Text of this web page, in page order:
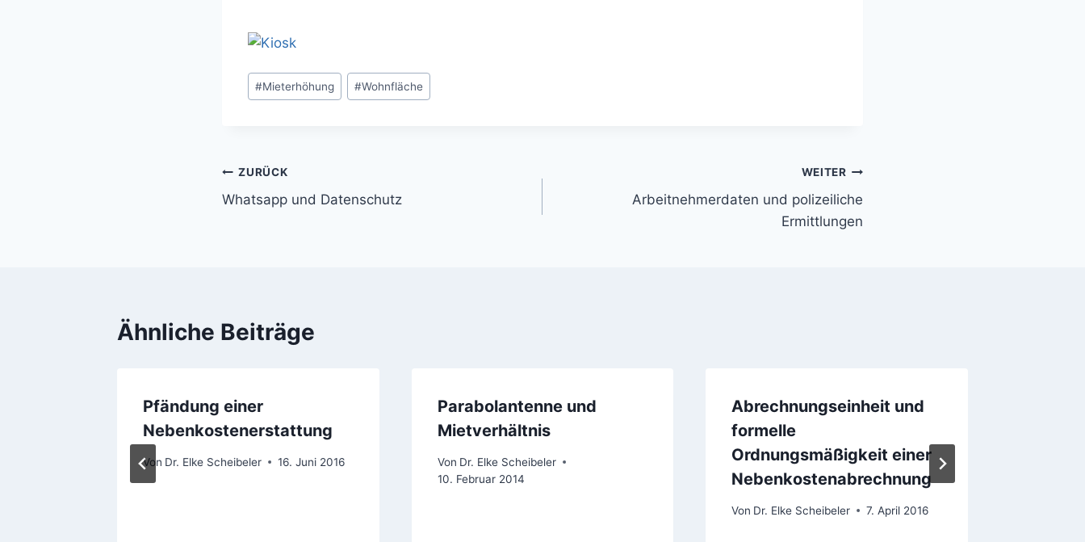
Schlagworte:
#Mieterhöhung #Wohnfläche
Beitragsnavigation
ZURÜCK
Whatsapp und Datenschutz
WEITER
Arbeitnehmerdaten und polizeiliche
Ermittlungen
Ähnliche Beiträge
Pfändung einer
Nebenkostenerstattung
Von Dr. Elke Scheibeler 16. Juni 2016
Parabolantenne und
Mietverhältnis
Von Dr. Elke Scheibeler
10. Februar 2014
Abrechnungseinheit und
formelle
Ordnungsmäßigkeit einer
Nebenkostenabrechnung
Von Dr. Elke Scheibeler 7. April 2016